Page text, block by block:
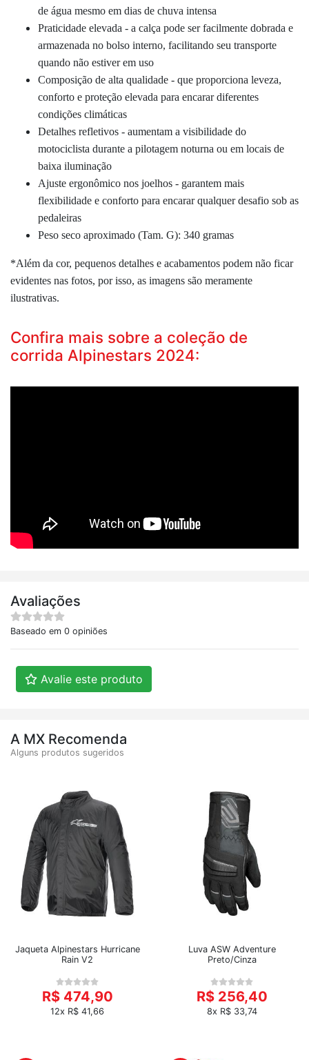
de água mesmo em dias de chuva intensa
Praticidade elevada - a calça pode ser facilmente dobrada e
armazenada no bolso interno, facilitando seu transporte
quando não estiver em uso
Composição de alta qualidade - que proporciona leveza,
conforto e proteção elevada para encarar diferentes
condições climáticas
Detalhes refletivos - aumentam a visibilidade do
motociclista durante a pilotagem noturna ou em locais de
baixa iluminação
Ajuste ergonômico nos joelhos - garantem mais
flexibilidade e conforto para encarar qualquer desafio sob as
pedaleiras
Peso seco aproximado (Tam. G): 340 gramas
*Além da cor, pequenos detalhes e acabamentos podem não ficar
evidentes nas fotos, por isso, as imagens são meramente
ilustrativas.
Confira mais sobre a coleção de
corrida Alpinestars 2024:
Avaliações
Baseado em 0 opiniões
Avalie este produto
A MX Recomenda
Alguns produtos sugeridos
Jaqueta Alpinestars Hurricane
Rain V2
R$ 474,90
12x R$ 41,66
Luva ASW Adventure
Preto/Cinza
R$ 256,40
8x R$ 33,74